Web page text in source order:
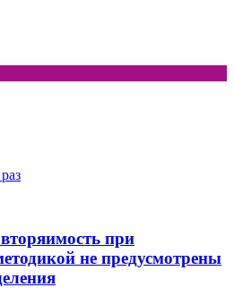
при
не предусмотрены